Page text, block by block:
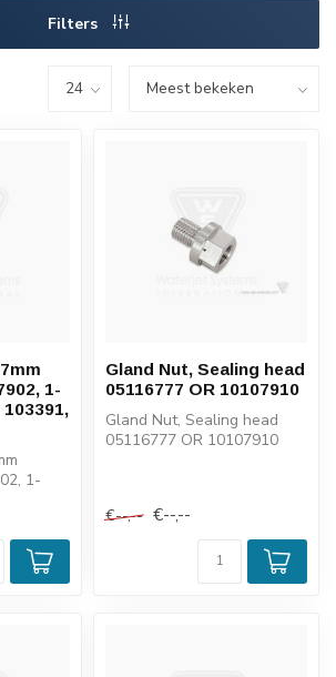
Filters
1-
103391,
1-
Gland Nut, Sealing head
05116777 OR 10107910
Gland Nut, Sealing head
05116777 OR 10107910
€--,-- €--,--